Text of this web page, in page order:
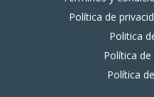
Política de
Politica
Política
Política